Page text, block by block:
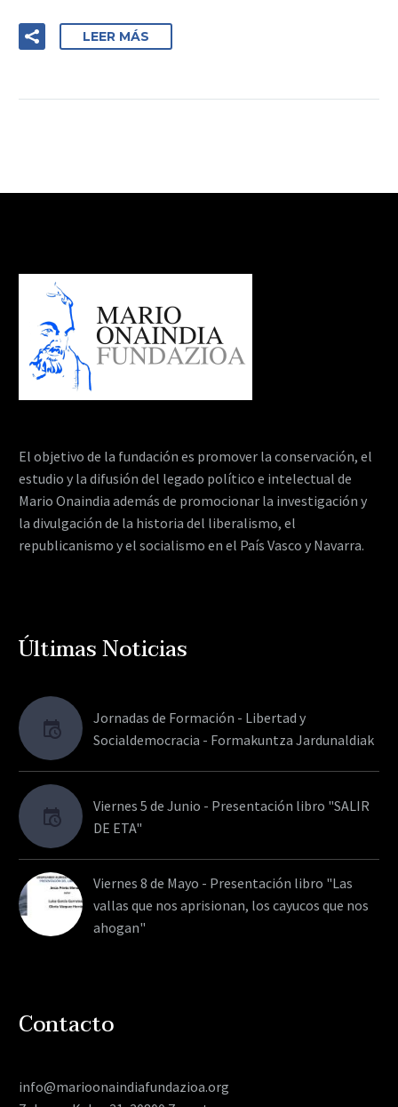
LEER MÁS
El objetivo de la fundación es promover la conservación, el
estudio y la difusión del legado político e intelectual de
Mario Onaindia además de promocionar la investigación y
la divulgación de la historia del liberalismo, el
republicanismo y el socialismo en el País Vasco y Navarra.
Últimas Noticias
Jornadas de Formación - Libertad y
Socialdemocracia - Formakuntza Jardunaldiak
Viernes 5 de Junio - Presentación libro "SALIR
DE ETA"
Viernes 8 de Mayo - Presentación libro "Las
vallas que nos aprisionan, los cayucos que nos
ahogan"
Contacto
info@marioonaindiafundazioa.org